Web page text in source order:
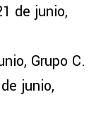
de junio,
Grupo C.
junio,